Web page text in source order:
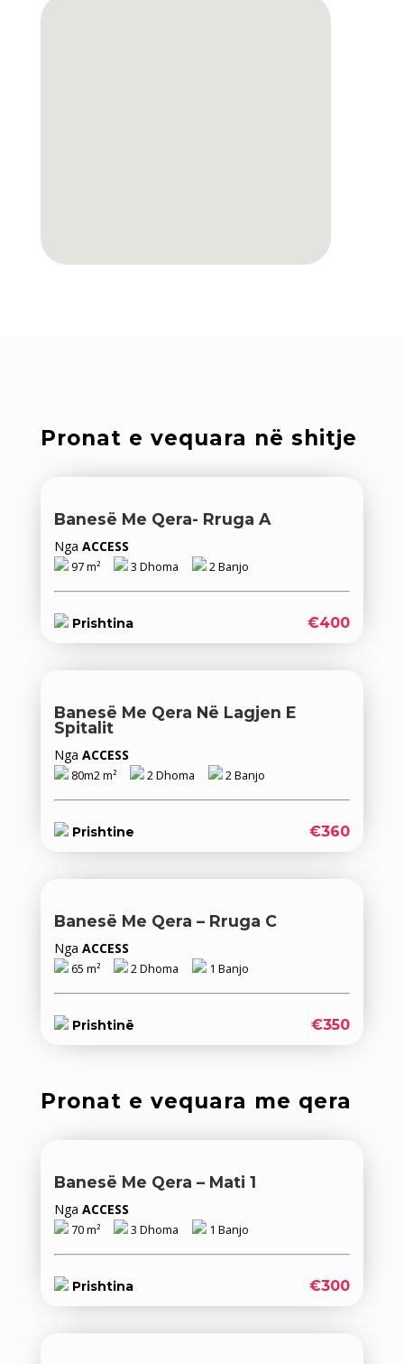
Pronat e vequara në shitje
Banesë Me Qera- Rruga A
Nga ACCESS
97 m² 3 Dhoma 2 Banjo
Prishtina €400
Banesë Me Qera Në Lagjen E
Spitalit
Nga ACCESS
80m2 m² 2 Dhoma 2 Banjo
Prishtine €360
Banesë Me Qera – Rruga C
Nga ACCESS
65 m² 2 Dhoma 1 Banjo
Prishtinë €350
Pronat e vequara me qera
Banesë Me Qera – Mati 1
Nga ACCESS
70 m² 3 Dhoma 1 Banjo
Prishtina €300